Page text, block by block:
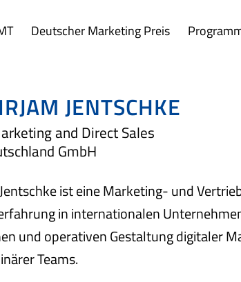
Deutscher Marketing Preis
JENTSCHKE
and Direct Sales
GmbH
ist eine Marketing- und
in internationalen
und operativen Gestaltung digitaler
Teams.